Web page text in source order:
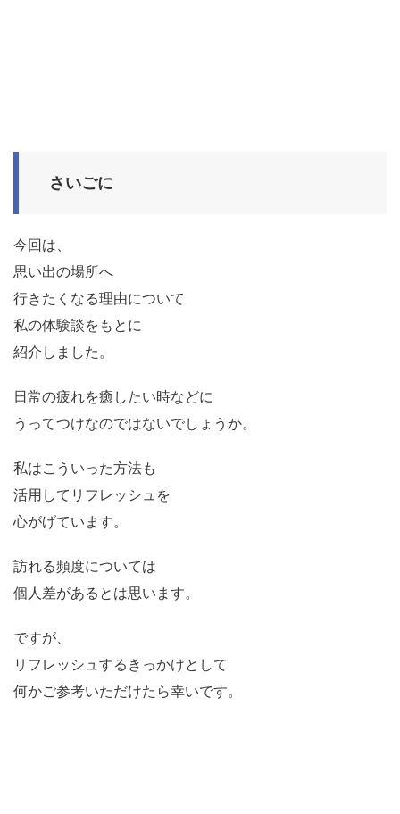
さいごに
今回は、
思い出の場所へ
行きたくなる理由について
私の体験談をもとに
紹介しました。
日常の疲れを癒したい時などに
うってつけなのではないでしょうか。
私はこういった方法も
活用してリフレッシュを
心がげています。
訪れる頻度については
個人差があるとは思います。
ですが、
リフレッシュするきっかけとして
何かご参考いただけたら幸いです。